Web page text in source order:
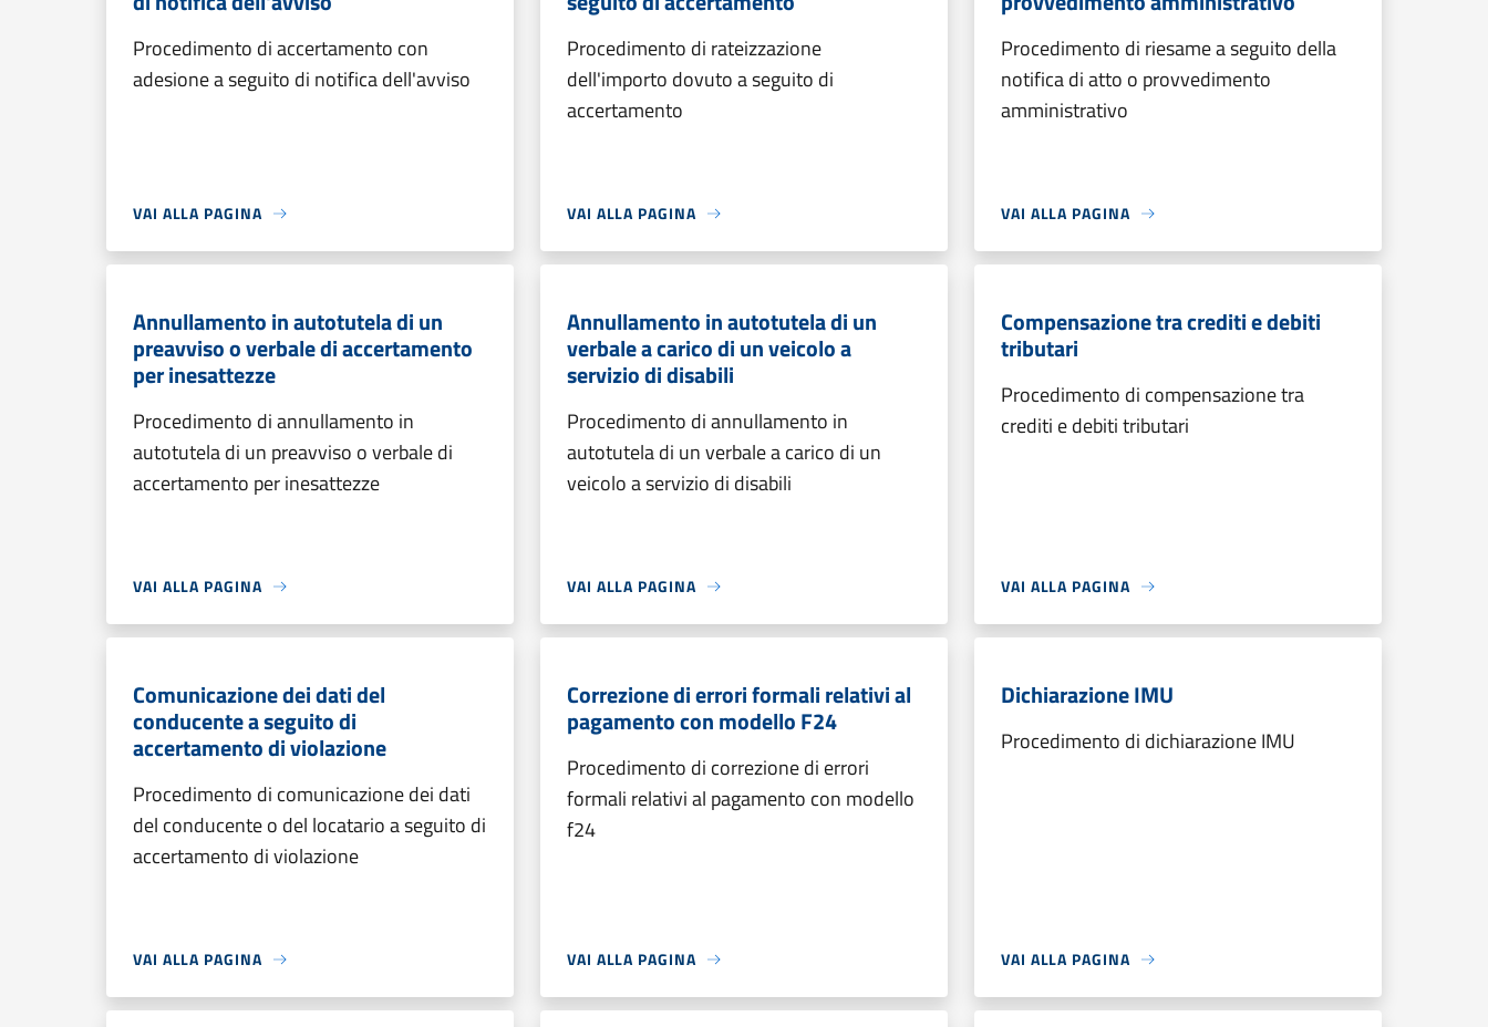
Procedimento di accertamento con
adesione a seguito di notifica dell'avviso
VAI ALLA PAGINA
Procedimento di rateizzazione
dell'importo dovuto a seguito di
accertamento
VAI ALLA PAGINA
Procedimento di riesame a seguito della
notifica di atto o provvedimento
amministrativo
VAI ALLA PAGINA
Annullamento in autotutela di un
preavviso o verbale di accertamento
per inesattezze
Procedimento di annullamento in
autotutela di un preavviso o verbale di
accertamento per inesattezze
VAI ALLA PAGINA
Annullamento in autotutela di un
verbale a carico di un veicolo a
servizio di disabili
Procedimento di annullamento in
autotutela di un verbale a carico di un
veicolo a servizio di disabili
VAI ALLA PAGINA
Compensazione tra crediti e debiti
tributari
Procedimento di compensazione tra
crediti e debiti tributari
VAI ALLA PAGINA
Comunicazione dei dati del
conducente a seguito di
accertamento di violazione
Procedimento di comunicazione dei dati
del conducente o del locatario a seguito di
accertamento di violazione
VAI ALLA PAGINA
Correzione di errori formali relativi al
pagamento con modello F24
Procedimento di correzione di errori
formali relativi al pagamento con modello
f24
VAI ALLA PAGINA
Dichiarazione IMU
Procedimento di dichiarazione IMU
VAI ALLA PAGINA